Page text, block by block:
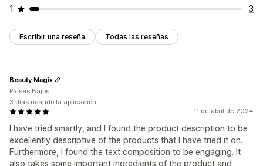
1
3
Escribir una reseña Todas las reseñas
11 de abril de 2024
I have tried smartly, and I found the product description to be
excellently descriptive of the products that I have tried it on.
Furthermore, I found the text composition to be engaging. It
also takes some important ingredients of the product and
Beauty Magix
Países Bajos
3 días usando la aplicación